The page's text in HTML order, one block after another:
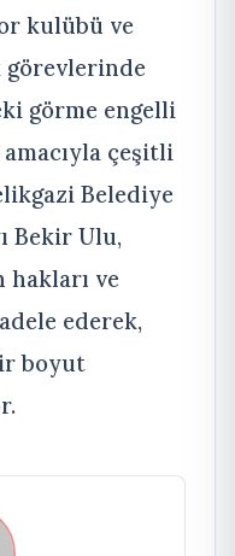
kulübü ve
görme engelli
çeşitli
Belediye
Bekir Ulu,
ve
ederek,
boyut